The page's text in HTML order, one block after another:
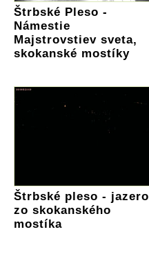
Štrbské Pleso -
Námestie
Majstrovstiev sveta,
skokanské mostíky
Štrbské pleso - jazero
zo skokanského
mostíka